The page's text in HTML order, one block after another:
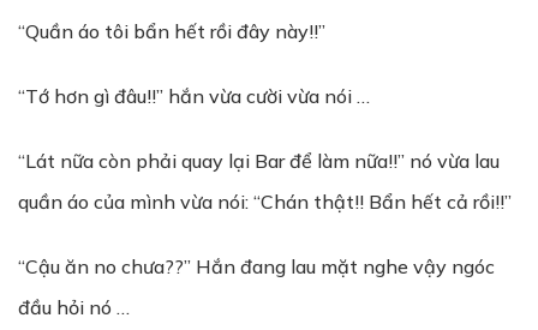
“Quần áo tôi bẩn hết rồi đây này!!”
“Tớ hơn gì đâu!!” hắn vừa cười vừa nói …
“Lát nữa còn phải quay lại Bar để làm nữa!!” nó vừa lau
quần áo của mình vừa nói: “Chán thật!! Bẩn hết cả rồi!!”
“Cậu ăn no chưa??” Hắn đang lau mặt nghe vậy ngóc
đầu hỏi nó …